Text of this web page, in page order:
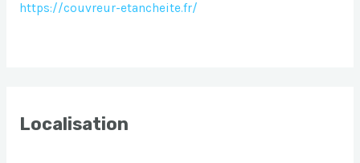
https://couvreur-etancheite.fr/
Localisation